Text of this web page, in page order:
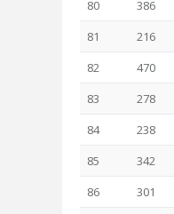
80 386
81
216
82
470
83
278
84
238
85
342
86
301